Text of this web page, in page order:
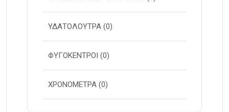
ΥΔΑΤΟΛΟΥΤΡΑ (0)
ΦΥΓΟΚΕΝΤΡΟΙ (0)
ΧΡΟΝΟΜΕΤΡΑ (0)